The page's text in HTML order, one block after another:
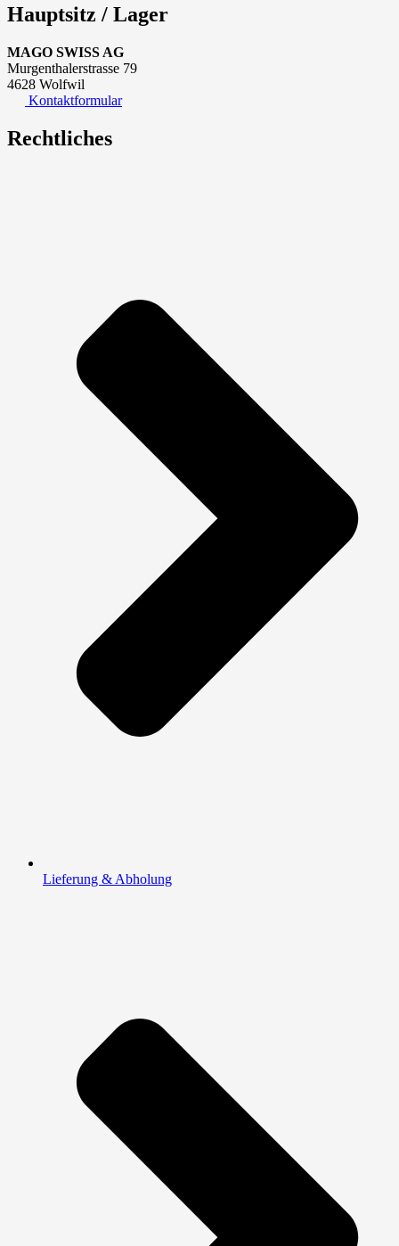
Hauptsitz / Lager
MAGO SWISS AG
Murgenthalerstrasse 79
4628 Wolfwil
Kontaktformular
Rechtliches
Lieferung & Abholung